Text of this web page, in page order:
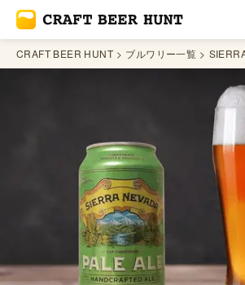
CRAFT BEER HUNT ブルワリー一覧